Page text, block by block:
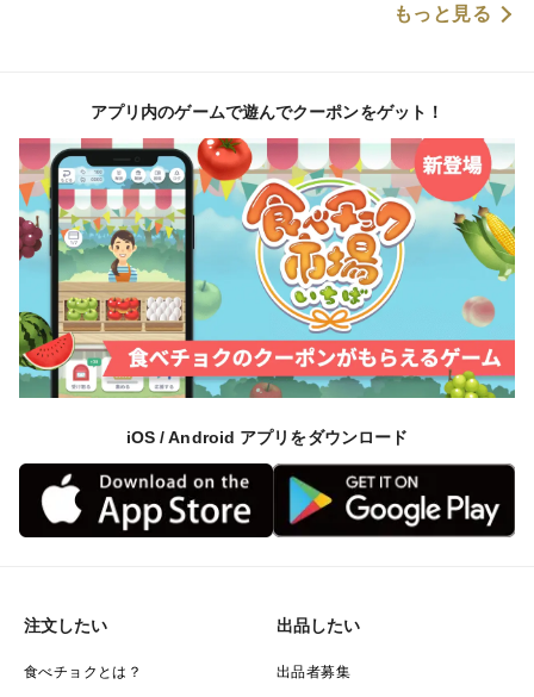
もっと見る
アプリ内のゲームで遊んでクーポンをゲット！
iOS / Android アプリをダウンロード
注文したい
食べチョクとは？
出品したい
出品者募集